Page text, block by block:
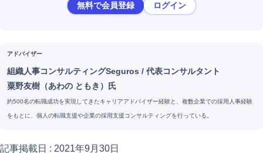
無料で会員登録 ログイン
アドバイザー
組織人事コンサルティングSeguros / 代表コンサルタント
粟野友樹（あわの ともき）氏
約500名の転職成功を実現してきたキャリアアドバイザー経験と、複数企業での採用人事経験
をもとに、個人の転職支援や企業の採用支援コンサルティングを行っている。
記事掲載日 : 2021年9月30日